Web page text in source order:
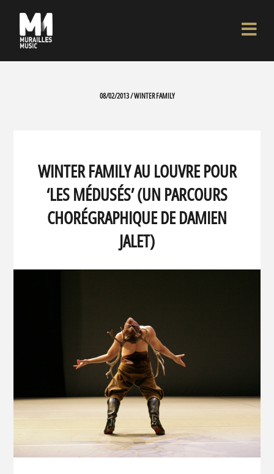
08/02/2013 / WINTER FAMILY
WINTER FAMILY AU LOUVRE POUR
‘LES MÉDUSÉS’ (UN PARCOURS
CHORÉGRAPHIQUE DE DAMIEN
JALET)